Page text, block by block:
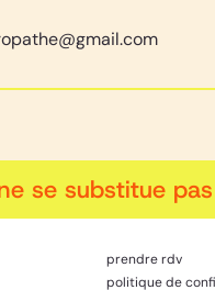
substitue
prendre rdv
politique de